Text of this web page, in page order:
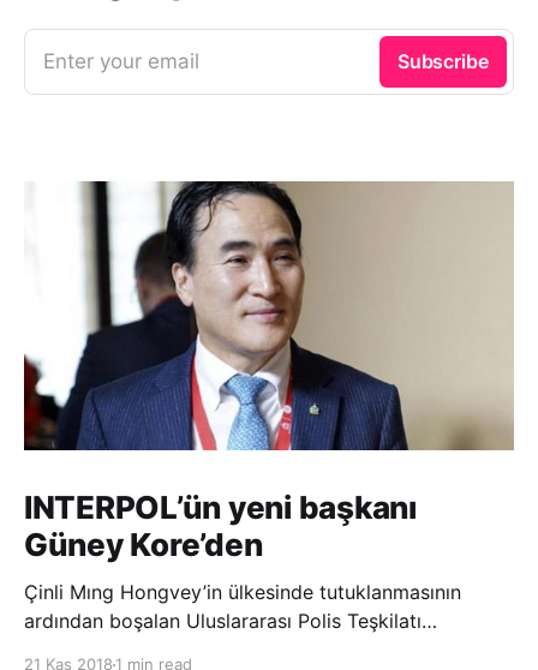
Enter your email Subscribe
INTERPOL’ün yeni başkanı
Güney Kore’den
Çinli Mıng Hongvey’in ülkesinde tutuklanmasının
ardından boşalan Uluslararası Polis Teşkilatı
21 Kas 2018 1 min read